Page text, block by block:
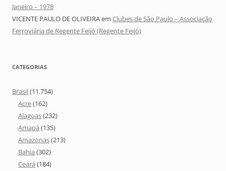
Janeiro – 1978
VICENTE PAULO DE OLIVEIRAem Clubes de São Paulo – Associação
Ferroviária de Regente Feijó (Regente Feijó)
CATEGORIAS
Brasil(11.754)
Acre(162)
Alagoas(232)
Amapá (135)
Amazonas(213)
Bahia (302)
Ceará (184)